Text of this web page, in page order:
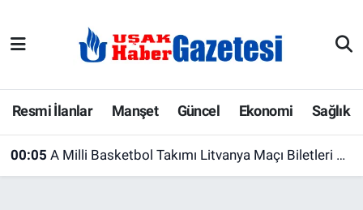
Resmi İlanlar Manşet Güncel Ekonomi Sağlık
00:05 A Milli Basketbol Takımı Litvanya Maçı Biletleri Satışa Çıktı! Dev Randevu 28 Ağustos'ta
E-Gazete
Ekonomi
Uşak Hava Durumu
Uşak Trafik Yoğunluk Haritası